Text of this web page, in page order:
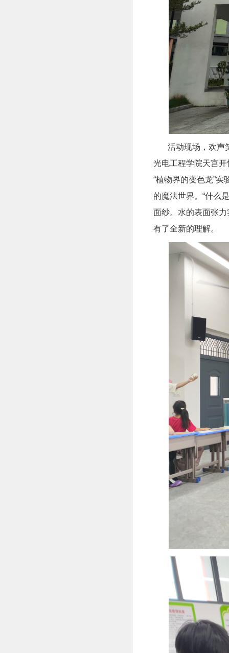
活动现场，欢声笑
光电工程学院天宫
“植物界的变色龙”
的魔法世界。“什么
面纱。水的表面张
有了全新的理解。